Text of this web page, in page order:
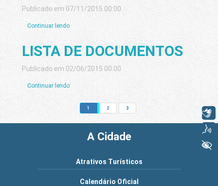
Publicado em 07/11/2015 00:00
Continuar lendo
LISTA DE DOCUMENTOS
Publicado em 02/06/2015 00:00
Continuar lendo
1 2 3
A Cidade
Atrativos Turísticos
Calendário Oficial